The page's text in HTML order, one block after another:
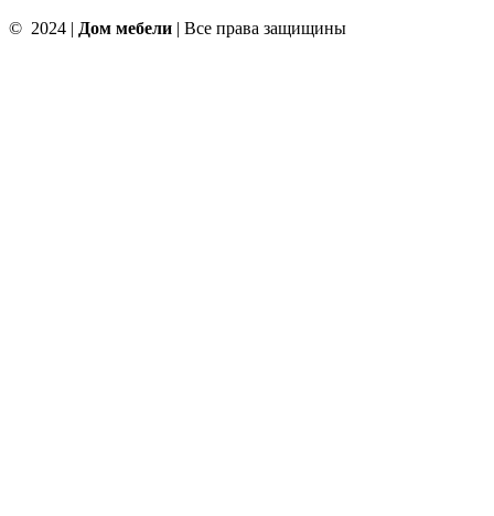
© 2024 | Дом мебели | Все права защищины